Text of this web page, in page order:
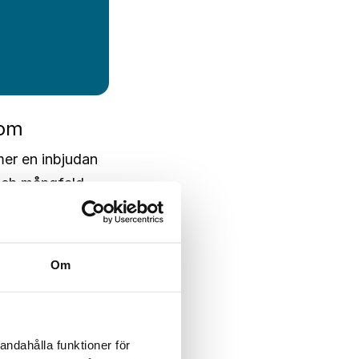
Om
funktioner för
en inbjudan
mångfald
” Specialiserat
och